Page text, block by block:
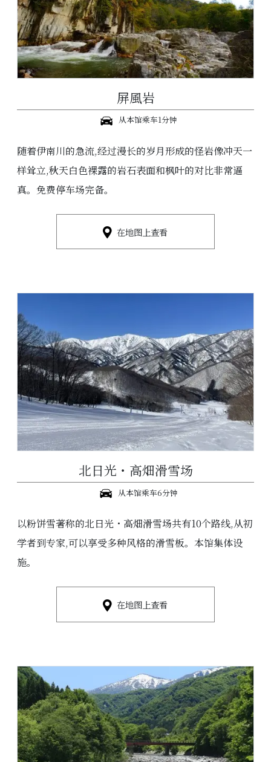
屏風岩
从本馆乘车1分钟
随着伊南川的急流,经过漫长的岁月形成的怪岩像冲天一
样耸立,秋天白色裸露的岩石表面和枫叶的对比非常逼
真。免费停车场完备。
在地图上查看
北日光・高畑滑雪场
从本馆乘车6分钟
以粉饼雪著称的北日光・高畑滑雪场共有10个路线,从初
学者到专家,可以享受多种风格的滑雪板。本馆集体设
施。
在地图上查看